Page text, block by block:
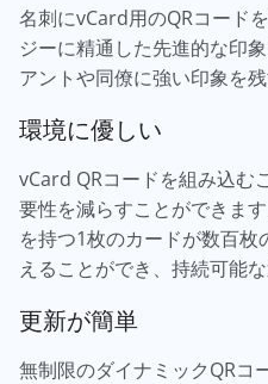
名刺にvCard用のQRコード
ジーに精通した先進的な印
アントや同僚に強い印象を
環境に優しい
vCard QRコードを組み込む
要性を減らすことができま
を持つ1枚のカードが数百
えることができ、持続可能な
更新が簡単
無制限のダイナミックQRコ